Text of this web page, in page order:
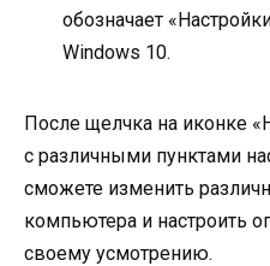
обозначает
Windows 10.
После щелчка на иконке
с различными пунктами
сможете изменить
компьютера и настроить
своему усмотрению.